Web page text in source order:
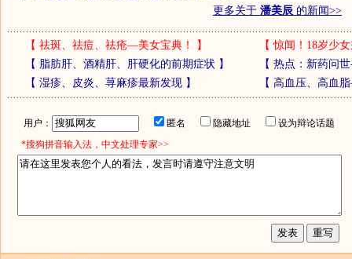
更多关于 潘美辰 的新闻>>
【 祛斑、祛痘、祛疮—美女宝典！ 】 【惊闻！18岁少
【 脂肪肝、酒精肝、肝硬化的前期症状 】 【 热点：新药问
【 湿疹、皮炎、荨麻疹最新发现】 【 高血压、高血
用户： 匿名 隐藏地址
设为辩论话题
*搜狗拼音输入法，中文处理专家>>